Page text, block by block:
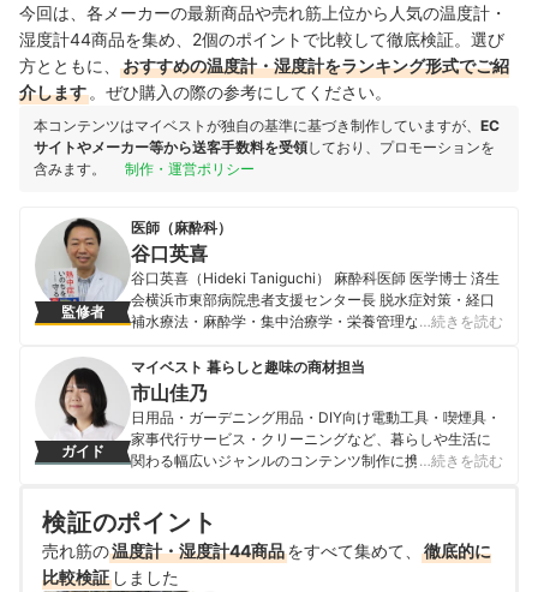
今回は、各メーカーの最新商品や売れ筋上位から人気の温度計・
湿度計44商品を集め、2個のポイントで比較して徹底検証。選び
方とともに、
おすすめの温度計・湿度計をランキング形式でご紹
介します 。ぜひ購入の際の参考にしてください。
本コンテンツはマイベストが独自の基準に基づき制作していますが、 EC
サイトやメーカー等から送客手数料を受領しており、プロモーションを
含みます。
制作・運営ポリシー
監修者
医師（麻酔科）
谷口英喜
谷口英喜（Hideki Taniguchi） 麻酔科医師 医学博士 済生
会横浜市東部病院患者支援センター長 脱水症対策・経口
補水療法・麻酔学・集中治療学・栄養管理などを専門領
出演中。熱中症に関する著書「熱中症からいのちを守
る」「いのちを守る水分補給」「現代バテ 即効回復マ
ニュアル」「いのちを守る飲水学」ももつ。1991年福島
県立医科大学医学部卒業した後、横浜市立大学医学部麻
酔科に入局。2011年神奈川県立保健福祉大学保健福祉学
部教授を経て、2016年済生会横浜市東部病院患者支援セ
教授、慶應義塾大学麻醉科学教室非常勤講師を務めてい
る。臨床栄養の生涯教育サイト谷口ゼミを開塾し、医療
従事者の生涯教育に邁進している。
谷口英喜のプロフィール
…続きを読む
ガイド
マイベスト 暮らしと趣味の商材担当
市山佳乃
日用品・ガーデニング用品・DIY向け電動工具・喫煙具・
家事代行サービス・クリーニングなど、暮らしや生活に
関わる幅広いジャンルのコンテンツ制作に携わる。「一
市山佳乃のプロフィール
…続きを読む
検証のポイント
売れ筋の温度計・湿度計44商品をすべて集めて、
徹底的に
比較検証 しました